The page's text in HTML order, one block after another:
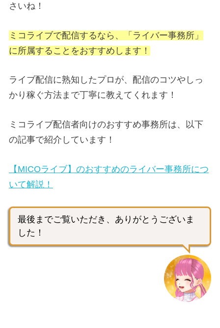
さいね！
ミコライブで配信するなら、「ライバー事務所」
に所属することをおすすめします！
ライブ配信に熟知したプロが、配信のコツやしっ
かり稼ぐ方法まで丁寧に教えてくれます！
ミコライブ配信者向けのおすすめ事務所は、以下
の記事で紹介しています！
【MICOライブ】のおすすめのライバー事務所につ
いて解説！
最後までご覧いただき、ありがとうございま
した！